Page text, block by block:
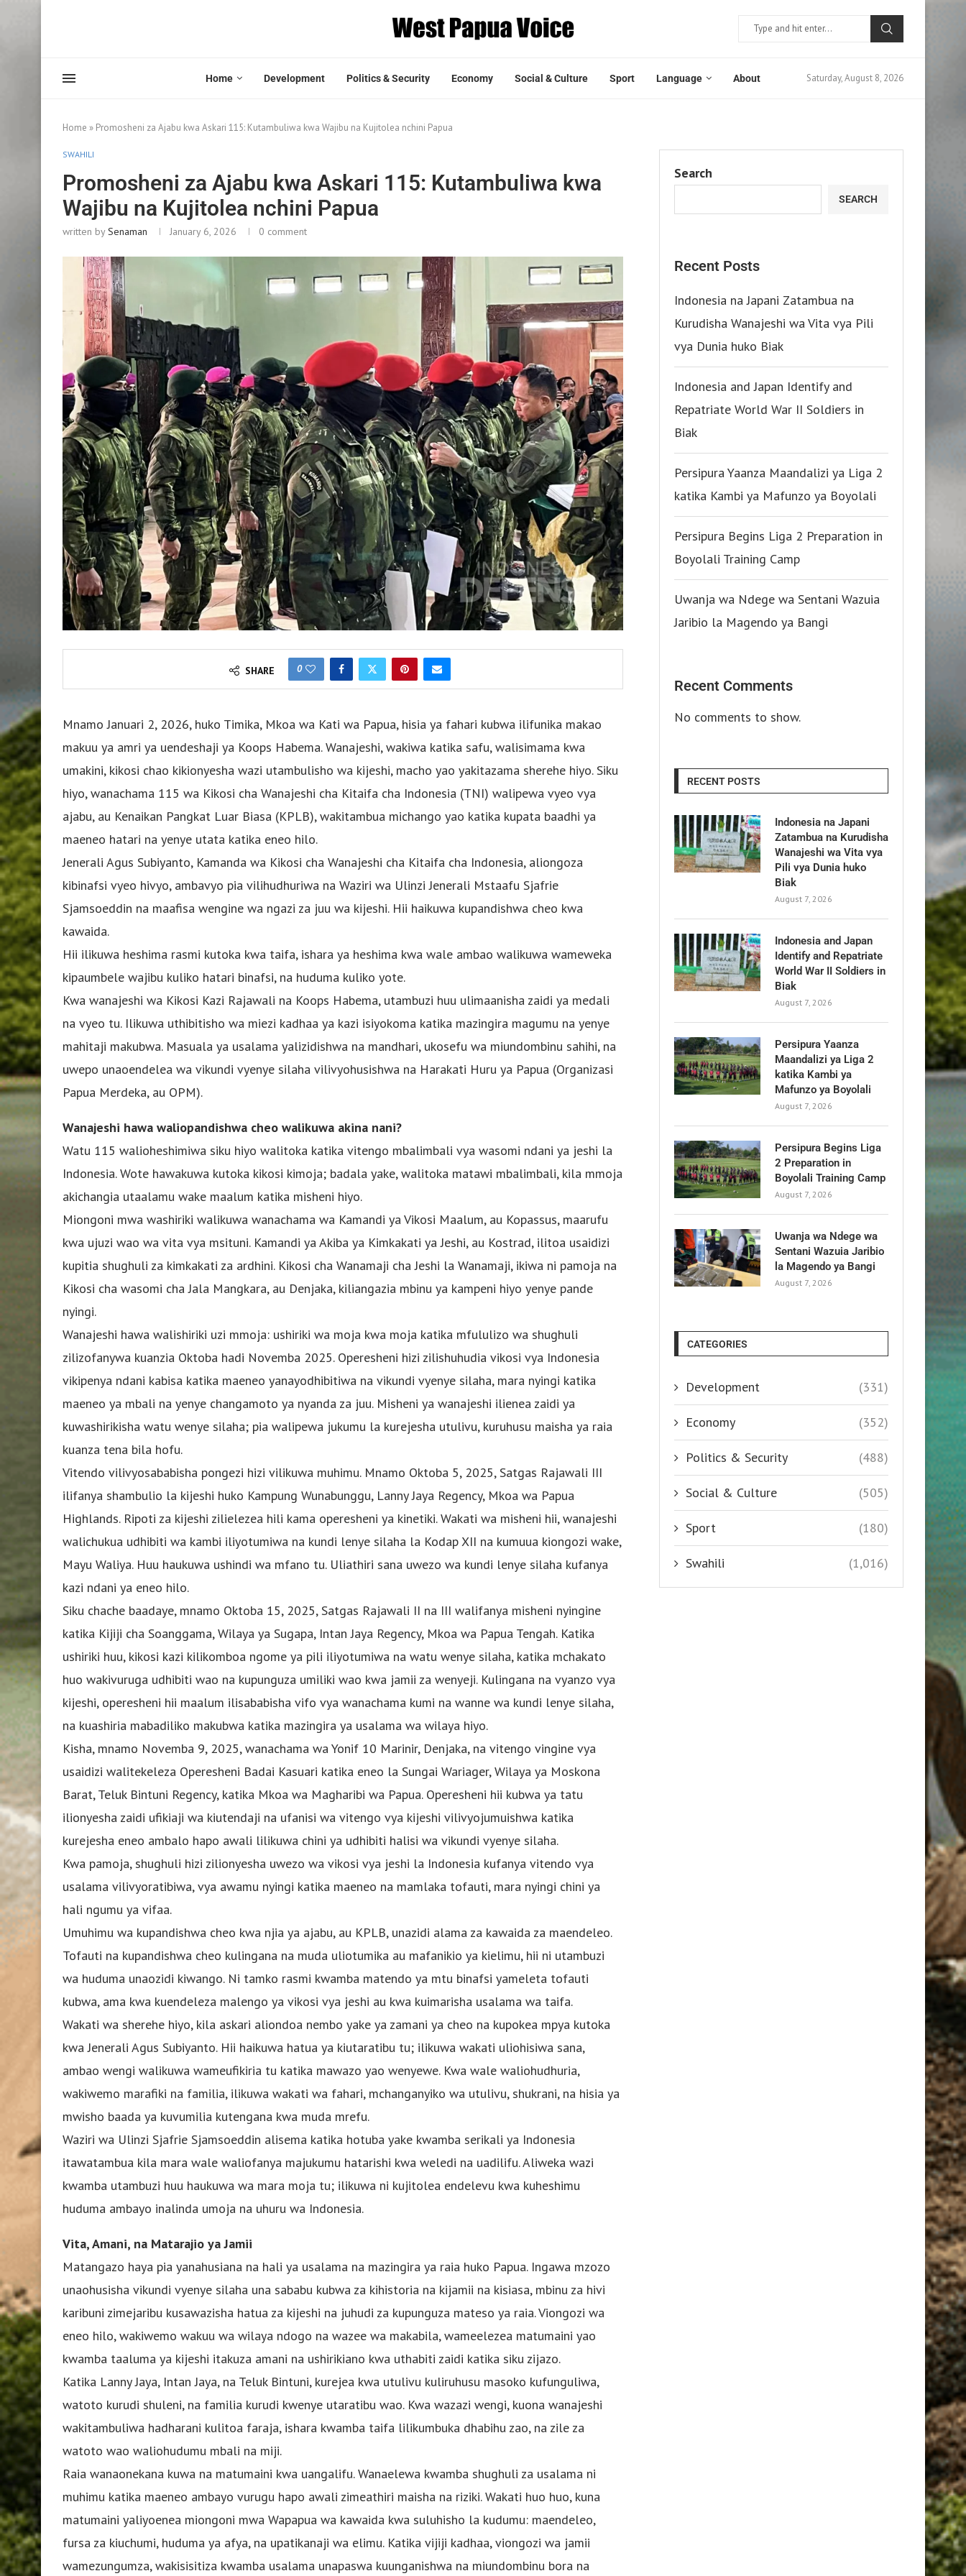
Home Development Politics & Security Economy Social & Culture Sport Language About Saturday, August 8, 2026
Home » Promosheni za Ajabu kwa Askari 115: Kutambuliwa kwa Wajibu na Kujitolea nchini Papua
SWAHILI
Promosheni za Ajabu kwa Askari 115: Kutambuliwa kwa
Wajibu na Kujitolea nchini Papua
written bySenaman January 6, 2026 0 comment
SHARE 0
Mnamo Januari 2, 2026, huko Timika, Mkoa wa Kati wa Papua, hisia ya fahari kubwa ilifunika makao
makuu ya amri ya uendeshaji ya Koops Habema. Wanajeshi, wakiwa katika safu, walisimama kwa
umakini, kikosi chao kikionyesha wazi utambulisho wa kijeshi, macho yao yakitazama sherehe hiyo. Siku
hiyo, wanachama 115 wa Kikosi cha Wanajeshi cha Kitaifa cha Indonesia (TNI) walipewa vyeo vya
ajabu, au Kenaikan Pangkat Luar Biasa (KPLB), wakitambua michango yao katika kupata baadhi ya
maeneo hatari na yenye utata katika eneo hilo.
Jenerali Agus Subiyanto, Kamanda wa Kikosi cha Wanajeshi cha Kitaifa cha Indonesia, aliongoza
kibinafsi vyeo hivyo, ambavyo pia vilihudhuriwa na Waziri wa Ulinzi Jenerali Mstaafu Sjafrie
Sjamsoeddin na maafisa wengine wa ngazi za juu wa kijeshi. Hii haikuwa kupandishwa cheo kwa
kawaida.
Hii ilikuwa heshima rasmi kutoka kwa taifa, ishara ya heshima kwa wale ambao walikuwa wameweka
kipaumbele wajibu kuliko hatari binafsi, na huduma kuliko yote.
Kwa wanajeshi wa Kikosi Kazi Rajawali na Koops Habema, utambuzi huu ulimaanisha zaidi ya medali
na vyeo tu. Ilikuwa uthibitisho wa miezi kadhaa ya kazi isiyokoma katika mazingira magumu na yenye
mahitaji makubwa. Masuala ya usalama yalizidishwa na mandhari, ukosefu wa miundombinu sahihi, na
uwepo unaoendelea wa vikundi vyenye silaha vilivyohusishwa na Harakati Huru ya Papua (Organizasi
Papua Merdeka, au OPM).
Wanajeshi hawa waliopandishwa cheo walikuwa akina nani?
Watu 115 walioheshimiwa siku hiyo walitoka katika vitengo mbalimbali vya wasomi ndani ya jeshi la
Indonesia. Wote hawakuwa kutoka kikosi kimoja; badala yake, walitoka matawi mbalimbali, kila mmoja
akichangia utaalamu wake maalum katika misheni hiyo.
Miongoni mwa washiriki walikuwa wanachama wa Kamandi ya Vikosi Maalum, au Kopassus, maarufu
kwa ujuzi wao wa vita vya msituni. Kamandi ya Akiba ya Kimkakati ya Jeshi, au Kostrad, ilitoa usaidizi
kupitia shughuli za kimkakati za ardhini. Kikosi cha Wanamaji cha Jeshi la Wanamaji, ikiwa ni pamoja na
Kikosi cha wasomi cha Jala Mangkara, au Denjaka, kiliangazia mbinu ya kampeni hiyo yenye pande
nyingi.
Wanajeshi hawa walishiriki uzi mmoja: ushiriki wa moja kwa moja katika mfululizo wa shughuli
zilizofanywa kuanzia Oktoba hadi Novemba 2025. Operesheni hizi zilishuhudia vikosi vya Indonesia
vikipenya ndani kabisa katika maeneo yanayodhibitiwa na vikundi vyenye silaha, mara nyingi katika
maeneo ya mbali na yenye changamoto ya nyanda za juu. Misheni ya wanajeshi ilienea zaidi ya
kuwashirikisha watu wenye silaha; pia walipewa jukumu la kurejesha utulivu, kuruhusu maisha ya raia
kuanza tena bila hofu.
Vitendo vilivyosababisha pongezi hizi vilikuwa muhimu. Mnamo Oktoba 5, 2025, Satgas Rajawali III
ilifanya shambulio la kijeshi huko Kampung Wunabunggu, Lanny Jaya Regency, Mkoa wa Papua
Highlands. Ripoti za kijeshi zilielezea hili kama operesheni ya kinetiki. Wakati wa misheni hii, wanajeshi
walichukua udhibiti wa kambi iliyotumiwa na kundi lenye silaha la Kodap XII na kumuua kiongozi wake,
Mayu Waliya. Huu haukuwa ushindi wa mfano tu. Uliathiri sana uwezo wa kundi lenye silaha kufanya
kazi ndani ya eneo hilo.
Siku chache baadaye, mnamo Oktoba 15, 2025, Satgas Rajawali II na III walifanya misheni nyingine
katika Kijiji cha Soanggama, Wilaya ya Sugapa, Intan Jaya Regency, Mkoa wa Papua Tengah. Katika
ushiriki huu, kikosi kazi kilikomboa ngome ya pili iliyotumiwa na watu wenye silaha, katika mchakato
huo wakivuruga udhibiti wao na kupunguza umiliki wao kwa jamii za wenyeji. Kulingana na vyanzo vya
kijeshi, operesheni hii maalum ilisababisha vifo vya wanachama kumi na wanne wa kundi lenye silaha,
na kuashiria mabadiliko makubwa katika mazingira ya usalama wa wilaya hiyo.
Kisha, mnamo Novemba 9, 2025, wanachama wa Yonif 10 Marinir, Denjaka, na vitengo vingine vya
usaidizi walitekeleza Operesheni Badai Kasuari katika eneo la Sungai Wariager, Wilaya ya Moskona
Barat, Teluk Bintuni Regency, katika Mkoa wa Magharibi wa Papua. Operesheni hii kubwa ya tatu
ilionyesha zaidi ufikiaji wa kiutendaji na ufanisi wa vitengo vya kijeshi vilivyojumuishwa katika
kurejesha eneo ambalo hapo awali lilikuwa chini ya udhibiti halisi wa vikundi vyenye silaha.
Kwa pamoja, shughuli hizi zilionyesha uwezo wa vikosi vya jeshi la Indonesia kufanya vitendo vya
usalama vilivyoratibiwa, vya awamu nyingi katika maeneo na mamlaka tofauti, mara nyingi chini ya
hali ngumu ya vifaa.
Umuhimu wa kupandishwa cheo kwa njia ya ajabu, au KPLB, unazidi alama za kawaida za maendeleo.
Tofauti na kupandishwa cheo kulingana na muda uliotumika au mafanikio ya kielimu, hii ni utambuzi
wa huduma unaozidi kiwango. Ni tamko rasmi kwamba matendo ya mtu binafsi yameleta tofauti
kubwa, ama kwa kuendeleza malengo ya vikosi vya jeshi au kwa kuimarisha usalama wa taifa.
Wakati wa sherehe hiyo, kila askari aliondoa nembo yake ya zamani ya cheo na kupokea mpya kutoka
kwa Jenerali Agus Subiyanto. Hii haikuwa hatua ya kiutaratibu tu; ilikuwa wakati uliohisiwa sana,
ambao wengi walikuwa wameufikiria tu katika mawazo yao wenyewe. Kwa wale waliohudhuria,
wakiwemo marafiki na familia, ilikuwa wakati wa fahari, mchanganyiko wa utulivu, shukrani, na hisia ya
mwisho baada ya kuvumilia kutengana kwa muda mrefu.
Waziri wa Ulinzi Sjafrie Sjamsoeddin alisema katika hotuba yake kwamba serikali ya Indonesia
itawatambua kila mara wale waliofanya majukumu hatarishi kwa weledi na uadilifu. Aliweka wazi
kwamba utambuzi huu haukuwa wa mara moja tu; ilikuwa ni kujitolea endelevu kwa kuheshimu
huduma ambayo inalinda umoja na uhuru wa Indonesia.
Vita, Amani, na Matarajio ya Jamii
Matangazo haya pia yanahusiana na hali ya usalama na mazingira ya raia huko Papua. Ingawa mzozo
unaohusisha vikundi vyenye silaha una sababu kubwa za kihistoria na kijamii na kisiasa, mbinu za hivi
karibuni zimejaribu kusawazisha hatua za kijeshi na juhudi za kupunguza mateso ya raia. Viongozi wa
eneo hilo, wakiwemo wakuu wa wilaya ndogo na wazee wa makabila, wameelezea matumaini yao
kwamba taaluma ya kijeshi itakuza amani na ushirikiano kwa uthabiti zaidi katika siku zijazo.
Katika Lanny Jaya, Intan Jaya, na Teluk Bintuni, kurejea kwa utulivu kuliruhusu masoko kufunguliwa,
watoto kurudi shuleni, na familia kurudi kwenye utaratibu wao. Kwa wazazi wengi, kuona wanajeshi
wakitambuliwa hadharani kulitoa faraja, ishara kwamba taifa lilikumbuka dhabihu zao, na zile za
watoto wao waliohudumu mbali na miji.
Raia wanaonekana kuwa na matumaini kwa uangalifu. Wanaelewa kwamba shughuli za usalama ni
muhimu katika maeneo ambayo vurugu hapo awali zimeathiri maisha na riziki. Wakati huo huo, kuna
matumaini yaliyoenea miongoni mwa Wapapua wa kawaida kwa suluhisho la kudumu: maendeleo,
fursa za kiuchumi, huduma ya afya, na upatikanaji wa elimu. Katika vijiji kadhaa, viongozi wa jamii
wamezungumza, wakisisitiza kwamba usalama unapaswa kuunganishwa na miundombinu bora na
Search
SEARCH
Recent Posts
Indonesia na Japani Zatambua na
Kurudisha Wanajeshi wa Vita vya Pili
vya Dunia huko Biak
Indonesia and Japan Identify and
Repatriate World War II Soldiers in
Biak
Persipura Yaanza Maandalizi ya Liga 2
katika Kambi ya Mafunzo ya Boyolali
Persipura Begins Liga 2 Preparation in
Boyolali Training Camp
Uwanja wa Ndege wa Sentani Wazuia
Jaribio la Magendo ya Bangi
Recent Comments
No comments to show.
RECENT POSTS
Indonesia na Japani
Zatambua na Kurudisha
Wanajeshi wa Vita vya
Pili vya Dunia huko
Biak
August 7, 2026
Indonesia and Japan
Identify and Repatriate
World War II Soldiers in
Biak
August 7, 2026
Persipura Yaanza
Maandalizi ya Liga 2
katika Kambi ya
Mafunzo ya Boyolali
August 7, 2026
Persipura Begins Liga
2 Preparation in
Boyolali Training Camp
August 7, 2026
Uwanja wa Ndege wa
Sentani Wazuia Jaribio
la Magendo ya Bangi
August 7, 2026
CATEGORIES
Development (331)
Economy (352)
Politics & Security (488)
Social & Culture (505)
Sport (180)
Swahili (1,016)